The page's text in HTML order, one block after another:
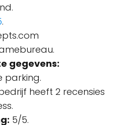
.
gegevens:
parking.
heeft 2 recensies
5/5.